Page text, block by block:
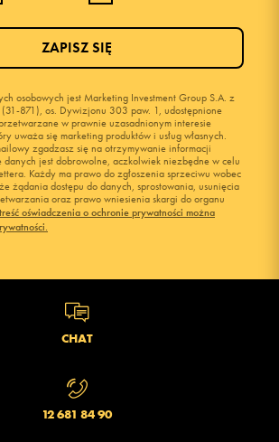
osobowych jest Marketing Investment Group S.A. z
871), os. Dywizjonu 303 paw. 1, udostępnione
w prawnie uzasadnionym interesie
uważa się marketing produktów i usług własnych.
zgadzasz się na otrzymywanie informacji
danych jest dobrowolne, aczkolwiek niezbędne w celu
Każdy ma prawo do zgłoszenia sprzeciwu wobec
żądania dostępu do danych, sprostowania, usunięcia
oraz prawo wniesienia skargi do organu
treść oświadczenia o ochronie prywatności można
ZAPISZ SIĘ
CHAT
12 681 84 90